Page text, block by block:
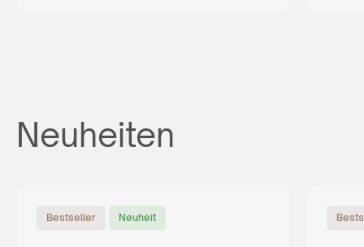
Neuheiten
Bestseller Neuheit